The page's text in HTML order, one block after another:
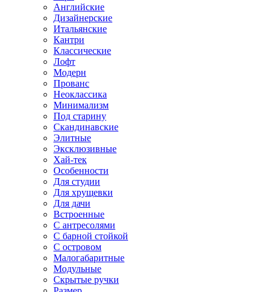
Английские
Дизайнерские
Итальянские
Кантри
Классические
Лофт
Модерн
Прованс
Неоклассика
Минимализм
Под старину
Скандинавские
Элитные
Эксклюзивные
Хай-тек
Особенности
Для студии
Для хрущевки
Для дачи
Встроенные
С антресолями
С барной стойкой
С островом
Малогабаритные
Модульные
Скрытые ручки